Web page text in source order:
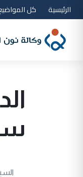
الرئيسية كل
السبت 18